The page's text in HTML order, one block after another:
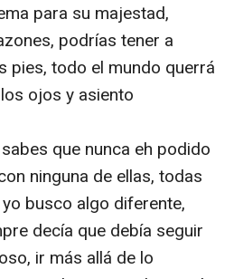
para su majestad,
podrías tener a
pies, todo el mundo querrá
ojos y asiento
que nunca eh podido
ninguna de ellas, todas
busco algo diferente,
decía que debía seguir
ir más allá de lo